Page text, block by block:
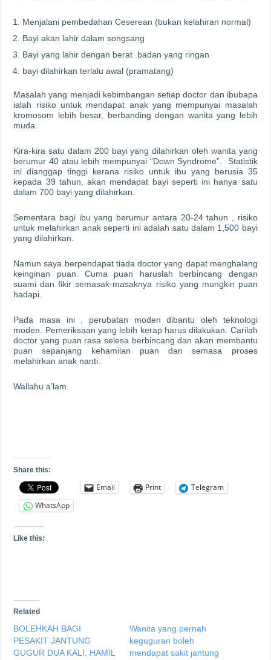
Menjalani pembedahan Ceserean (bukan kelahiran normal)
Bayi akan lahir dalam songsang
Bayi yang lahir dengan berat badan yang ringan
bayi dilahirkan terlalu awal (pramatang)
Masalah yang menjadi kebimbangan setiap doctor dan ibubapa
ialah risiko untuk mendapat anak yang mempunyai masalah
kromosom lebih besar, berbanding dengan wanita yang lebih
muda.
Kira-kira satu dalam 200 bayi yang dilahirkan oleh wanita yang
berumur 40 atau lebih mempunyai “Down Syndrome”. Statistik
ini dianggap tinggi kerana risiko untuk ibu yang berusia 35
kepada 39 tahun, akan mendapat bayi seperti ini hanya satu
dalam 700 bayi yang dilahirkan.
Sementara bagi ibu yang berumur antara 20-24 tahun , risiko
untuk melahirkan anak seperti ini adalah satu dalam 1,500 bayi
yang dilahirkan.
Namun saya berpendapat tiada doctor yang dapat menghalang
keinginan puan. Cuma puan haruslah berbincang dengan
suami dan fikir semasak-masaknya risiko yang mungkin puan
hadapi.
Pada masa ini , perubatan moden dibantu oleh teknologi
moden. Pemeriksaan yang lebih kerap harus dilakukan. Carilah
doctor yang puan rasa selesa berbincang dan akan membantu
puan sepanjang kehamilan puan dan semasa proses
melahirkan anak nanti.
Wallahu a’lam.
Share this:
Email Print
Telegram
WhatsApp
Like this:
Related
BOLEHKAH BAGI
PESAKIT JANTUNG
GUGUR DUA KALI, HAMIL
Wanita yang pernah
keguguran boleh
mendapat sakit jantung